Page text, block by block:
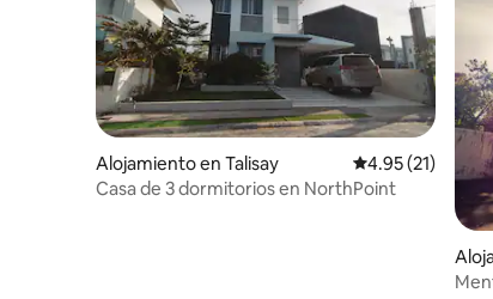
Alojamiento en Talisay Calificación
4.95 (21)
Casa de 3 dormitorios en NorthPoint